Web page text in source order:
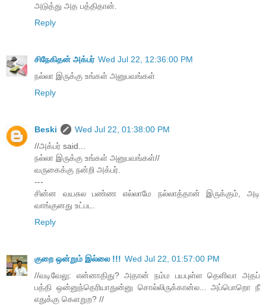
அடுத்து அத பத்திதான்.
Reply
சிநேகிதன் அக்பர் Wed Jul 22, 12:36:00 PM
நல்லா இருக்கு உங்கள் அனுபவங்கள்
Reply
Beski
Wed Jul 22, 01:38:00 PM
//அக்பர் said...
நல்லா இருக்கு உங்கள் அனுபவங்கள்//
வருகைக்கு நன்றி அக்பர்.
---
சின்ன வயசுல பண்ண எல்லாமே நல்லாத்தான் இருக்கும், அடி
வாங்குனது உட்பட.
Reply
குறை ஒன்றும் இல்லை !!! Wed Jul 22, 01:57:00 PM
//வடிவேலு: என்னாதிது? அதான் நம்ம பயபுள்ள தெளிவா அதப்
பத்தி ஒன்னுந்தெரியாதுன்னு சொல்லிருக்கான்ல... அப்பொறொ நீ
எதுக்கு கெளறுற? //